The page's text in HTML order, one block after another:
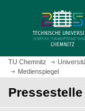
t
s
i
TU Chemnitz
Medienspiegel